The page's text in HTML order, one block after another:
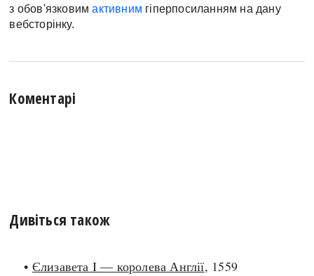
з обов'язковимактивним гіперпосиланням на дану
вебсторінку.
Коментарі
Дивіться також
• Єлизавета I — королева Англії, 1559